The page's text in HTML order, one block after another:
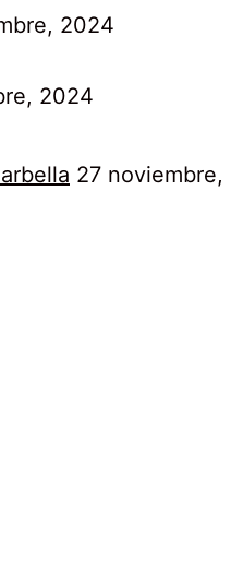
2024
2024
27 noviembre,